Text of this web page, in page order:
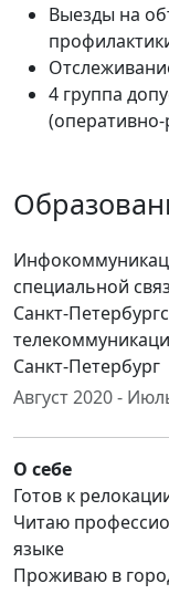
Выезды на
4 группа
специальной
Санкт-
Санкт-Петербург
Август 2020 -
О себе
Готов к
Читаю
языке
Проживаю в